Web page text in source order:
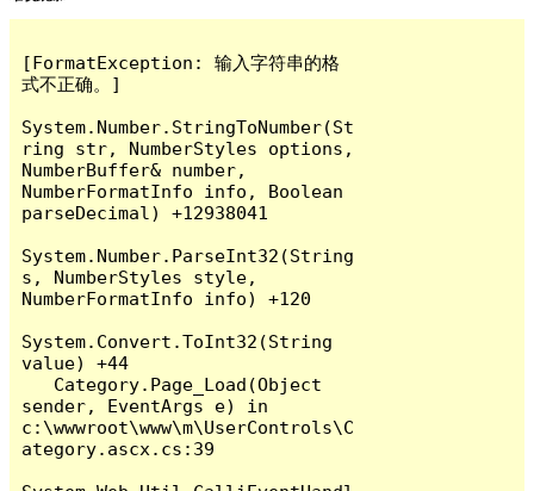
[FormatException: 输入字符串的格
式不正确。]
System.Number.StringToNumber(St
ring str, NumberStyles options,
NumberBuffer& number,
NumberFormatInfo info, Boolean
parseDecimal) +12938041
System.Number.ParseInt32(String
s, NumberStyles style,
NumberFormatInfo info) +120
System.Convert.ToInt32(String
value) +44
sender, EventArgs e) in
c:\wwwroot\www\m\UserControls\C
ategory.ascx.cs:39